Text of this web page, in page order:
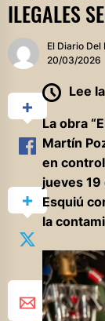
ILEGALES
El Diario Del
20/03/2026
Lee
La obra
Martín
en
jueves 19
Esquiú
la